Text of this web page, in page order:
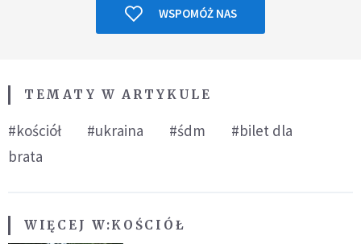
WSPOMÓŻ NAS
TEMATY W ARTYKULE
#kościół #ukraina #śdm
#bilet dla
brata
WIĘCEJ W:KOŚCIÓŁ